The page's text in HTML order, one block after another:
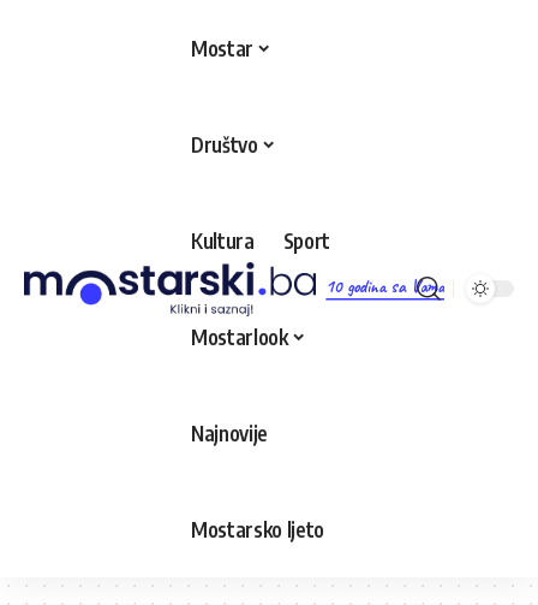
10 godina sa Vama
Mostar
Društvo
Kultura Sport
Mostarlook
Najnovije
Mostarsko ljeto